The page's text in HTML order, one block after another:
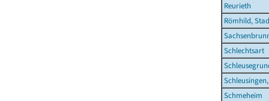
Reurieth
Römhild,
Schlechtsart
Schmeheim